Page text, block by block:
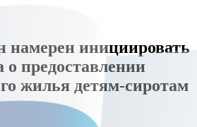
намерен инициировать
о предоставлении
жилья детям-сиротам